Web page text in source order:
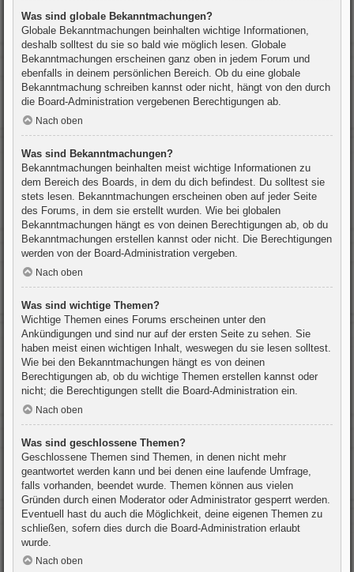
Was sind globale Bekanntmachungen?
Globale Bekanntmachungen beinhalten wichtige Informationen,
deshalb solltest du sie so bald wie möglich lesen. Globale
Bekanntmachungen erscheinen ganz oben in jedem Forum und
ebenfalls in deinem persönlichen Bereich. Ob du eine globale
Bekanntmachung schreiben kannst oder nicht, hängt von den durch
die Board-Administration vergebenen Berechtigungen ab.
Nach oben
Was sind Bekanntmachungen?
Bekanntmachungen beinhalten meist wichtige Informationen zu
dem Bereich des Boards, in dem du dich befindest. Du solltest sie
stets lesen. Bekanntmachungen erscheinen oben auf jeder Seite
des Forums, in dem sie erstellt wurden. Wie bei globalen
Bekanntmachungen hängt es von deinen Berechtigungen ab, ob du
Bekanntmachungen erstellen kannst oder nicht. Die Berechtigungen
werden von der Board-Administration vergeben.
Nach oben
Was sind wichtige Themen?
Wichtige Themen eines Forums erscheinen unter den
Ankündigungen und sind nur auf der ersten Seite zu sehen. Sie
haben meist einen wichtigen Inhalt, weswegen du sie lesen solltest.
Wie bei den Bekanntmachungen hängt es von deinen
Berechtigungen ab, ob du wichtige Themen erstellen kannst oder
nicht; die Berechtigungen stellt die Board-Administration ein.
Nach oben
Was sind geschlossene Themen?
Geschlossene Themen sind Themen, in denen nicht mehr
geantwortet werden kann und bei denen eine laufende Umfrage,
falls vorhanden, beendet wurde. Themen können aus vielen
Gründen durch einen Moderator oder Administrator gesperrt werden.
Eventuell hast du auch die Möglichkeit, deine eigenen Themen zu
schließen, sofern dies durch die Board-Administration erlaubt
wurde.
Nach oben